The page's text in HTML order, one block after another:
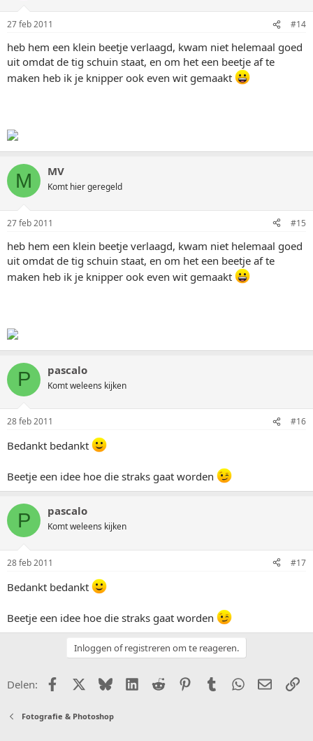
27 feb 2011 #14
heb hem een klein beetje verlaagd, kwam niet helemaal goed
uit omdat de tig schuin staat, en om het een beetje af te
maken heb ik je knipper ook even wit gemaakt
M MV
Komt hier geregeld
27 feb 2011 #15
heb hem een klein beetje verlaagd, kwam niet helemaal goed
uit omdat de tig schuin staat, en om het een beetje af te
maken heb ik je knipper ook even wit gemaakt
P pascalo
Komt weleens kijken
28 feb 2011 #16
Bedankt bedankt
Beetje een idee hoe die straks gaat worden
P pascalo
Komt weleens kijken
28 feb 2011 #17
Bedankt bedankt
Beetje een idee hoe die straks gaat worden
Inloggen of registreren om te reageren.
Delen: FacebookX (Twitter)
BlueskyLinkedIn
Reddit PinterestTumblr WhatsApp
E-mail
Fotografie & Photoshop